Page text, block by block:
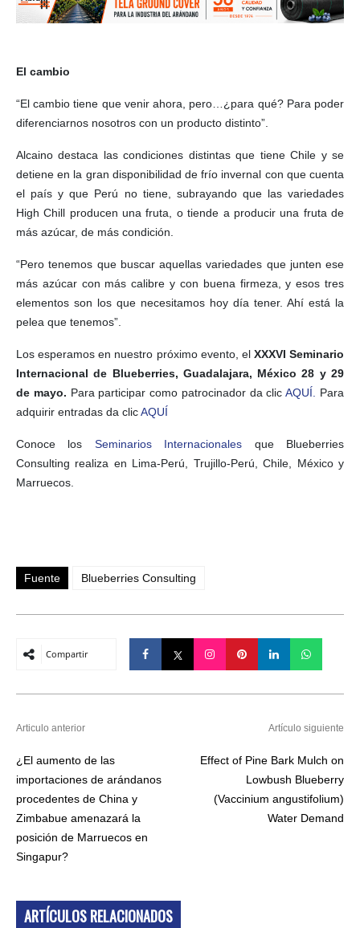
El cambio
“El cambio tiene que venir ahora, pero…¿para qué? Para poder
diferenciarnos nosotros con un producto distinto”.
Alcaino destaca las condiciones distintas que tiene Chile y se
detiene en la gran disponibilidad de frío invernal con que cuenta
el país y que Perú no tiene, subrayando que las variedades
High Chill producen una fruta, o tiende a producir una fruta de
más azúcar, de más condición.
“Pero tenemos que buscar aquellas variedades que junten ese
más azúcar con más calibre y con buena firmeza, y esos tres
elementos son los que necesitamos hoy día tener. Ahí está la
pelea que tenemos”.
Los esperamos en nuestro próximo evento, el XXXVI Seminario
Internacional de Blueberries, Guadalajara, México 28 y 29
de mayo. Para participar como patrocinador da clicAQUÍ. Para
adquirir entradas da clicAQUÍ
Conoce los Seminarios Internacionales que Blueberries
Consulting realiza en Lima-Perú, Trujillo-Perú, Chile, México y
Marruecos.
Fuente Blueberries Consulting
Compartir
Articulo anterior
¿El aumento de las
importaciones de arándanos
procedentes de China y
Zimbabue amenazará la
posición de Marruecos en
Singapur?
Artículo siguiente
Effect of Pine Bark Mulch on
Lowbush Blueberry
(Vaccinium angustifolium)
Water Demand
ARTÍCULOS RELACIONADOS